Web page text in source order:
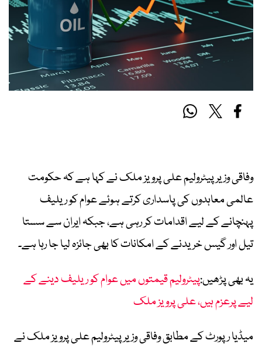
وفاقی وزیر پیٹرولیم علی پرویز ملک نے کہا ہے کہ حکومت
عالمی معاہدوں کی پاسداری کرتے ہوئے عوام کو ریلیف
پہنچانے کے لیے اقدامات کر رہی ہے، جبکہ ایران سے سستا
تیل اور گیس خریدنے کے امکانات کا بھی جائزہ لیا جا رہا ہے۔
یہ بھی پڑھیں:پیٹرولیم قیمتوں میں عوام کو ریلیف دینے کے
لیے پرعزم ہیں، علی پرویز ملک
میڈیا رپورٹ کے مطابق وفاقی وزیر پیٹرولیم علی پرویز ملک نے